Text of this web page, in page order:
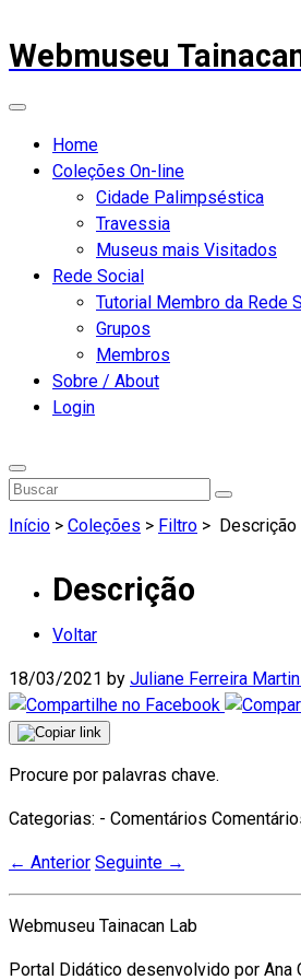
Webmuseu
Home
Coleções On-line
Cidade Palimpséstica
Travessia
Museus mais Visitados
Rede Social
Tutorial Membro da Rede
Grupos
Membros
Sobre / About
Login
Início > Coleções > Filtro > Descrição
Descrição
Voltar
18/03/2021 by Juliane Ferreira
Procure por palavras chave.
Categorias: - Comentários
← Anterior Seguinte →
Webmuseu Tainacan Lab
Portal Didático desenvolvido por Ana